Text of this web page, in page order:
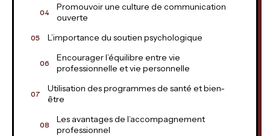
Promouvoir une culture de communication
ouverte
L’importance du soutien psychologique
Encourager l’équilibre entre vie
professionnelle et vie personnelle
Utilisation des programmes de santé et bien-
être
Les avantages de l’accompagnement
professionnel